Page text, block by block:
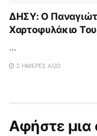
ΔΗΣΥ: Ο
Χαρτοφυλάκιο
...
2 ΗΜΈΡΕΣ AGO
Αφήστε μια